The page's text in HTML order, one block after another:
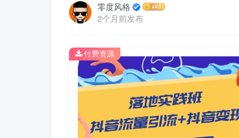
零度风格
2个月前发布
付费资源